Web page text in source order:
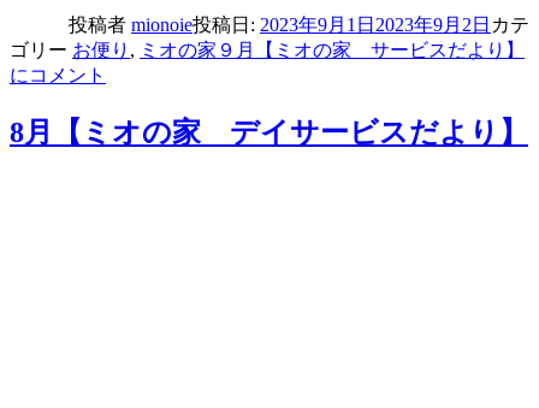
投稿者 mionoie投稿日: 2023年9月1日 2023年9月2日 カテ
ゴリー お便り , ミオの家 ９月【ミオの家 サービスだより】
に コメント
8月【ミオの家 デイサービスだより】